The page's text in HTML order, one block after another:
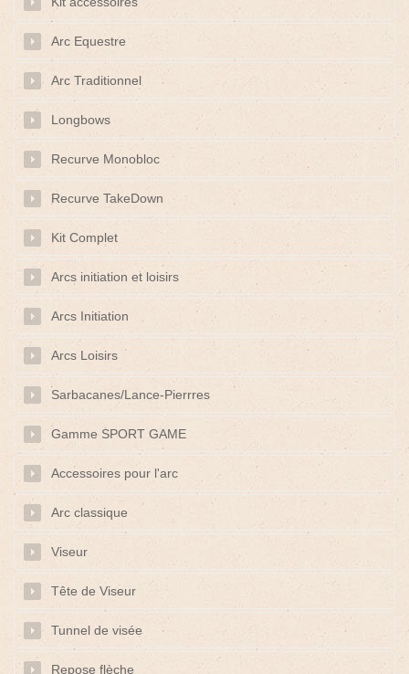
Arc Equestre
Arc Traditionnel
Longbows
Recurve Monobloc
Recurve TakeDown
Kit Complet
Arcs initiation et loisirs
Arcs Initiation
Arcs Loisirs
Sarbacanes/Lance-Pierrres
Gamme SPORT GAME
Accessoires pour l'arc
Arc classique
Viseur
Tête de Viseur
Tunnel de visée
Repose flèche